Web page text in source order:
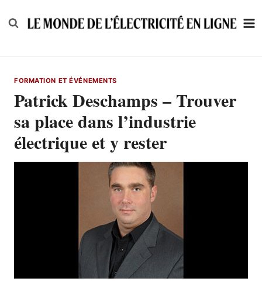
to
FORMATION ET ÉVÉNEMENTS
Patrick Deschamps – Trouver
sa place dans l’industrie
électrique et y rester